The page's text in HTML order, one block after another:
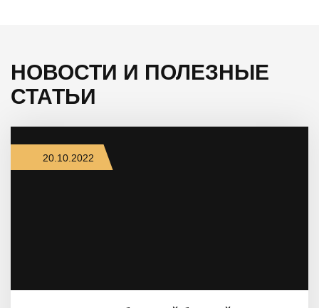
НОВОСТИ И ПОЛЕЗНЫЕ
СТАТЬИ
20.10.2022